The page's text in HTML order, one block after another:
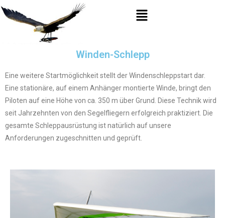
Winden-Schlepp
Eine weitere Startmöglichkeit stellt der Windenschleppstart dar.
Eine stationäre, auf einem Anhänger montierte Winde, bringt den
Piloten auf eine Höhe von ca. 350 m über Grund. Diese Technik wird
seit Jahrzehnten von den Segelfliegern erfolgreich praktiziert. Die
gesamte Schleppausrüstung ist natürlich auf unsere
Anforderungen zugeschnitten und geprüft.